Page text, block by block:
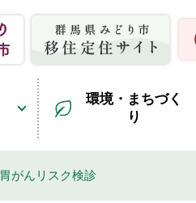
環境・まちづく
り
胃がんリスク検診